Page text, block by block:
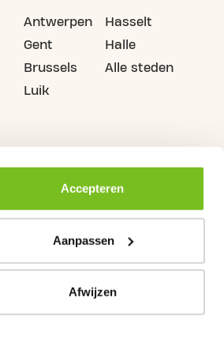
Accepteren
Aanpassen
Afwijzen
Antwerpen
Gent
Brussels
Luik
Hasselt
Halle
Alle steden
Gedragscode Fitnesssector